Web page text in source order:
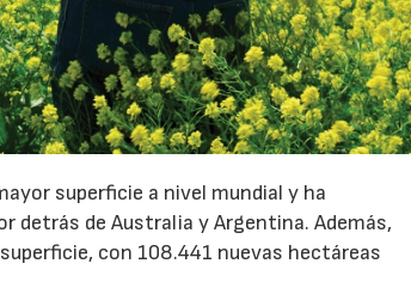
superficie a nivel mundial y ha
detrás de Australia y Argentina. Además,
con 108.441 nuevas hectáreas